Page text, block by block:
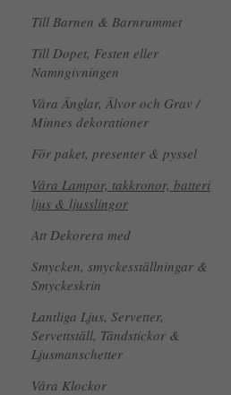
Till Barnen & Barnrummet
Till Dopet, Festen eller
Namngivningen
Våra Änglar, Älvor och Grav /
Minnes dekorationer
För paket, presenter & pyssel
Våra Lampor, takkronor, batteri
ljus & ljusslingor
Att Dekorera med
Smycken, smyckesställningar &
Smyckeskrin
Lantliga Ljus, Servetter,
Servettställ, Tändstickor &
Ljusmanschetter
Våra Klockor